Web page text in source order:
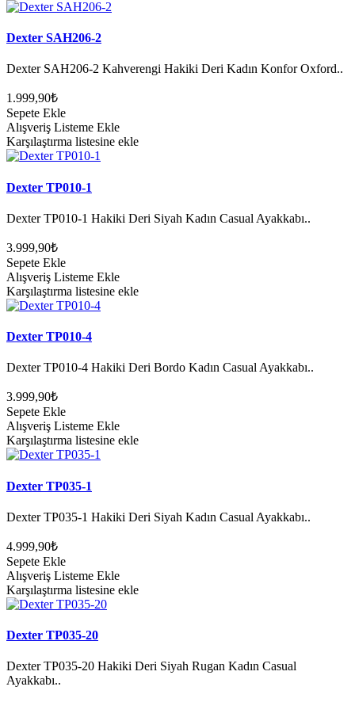
Dexter SAH206-2
Dexter SAH206-2 Kahverengi Hakiki Deri Kadın Konfor Oxford..
1.999,90₺
Sepete Ekle
Alışveriş Listeme Ekle
Karşılaştırma listesine ekle
Dexter TP010-1
Dexter TP010-1 Hakiki Deri Siyah Kadın Casual Ayakkabı..
3.999,90₺
Sepete Ekle
Alışveriş Listeme Ekle
Karşılaştırma listesine ekle
Dexter TP010-4
Dexter TP010-4 Hakiki Deri Bordo Kadın Casual Ayakkabı..
3.999,90₺
Sepete Ekle
Alışveriş Listeme Ekle
Karşılaştırma listesine ekle
Dexter TP035-1
Dexter TP035-1 Hakiki Deri Siyah Kadın Casual Ayakkabı..
4.999,90₺
Sepete Ekle
Alışveriş Listeme Ekle
Karşılaştırma listesine ekle
Dexter TP035-20
Dexter TP035-20 Hakiki Deri Siyah Rugan Kadın Casual
Ayakkabı..